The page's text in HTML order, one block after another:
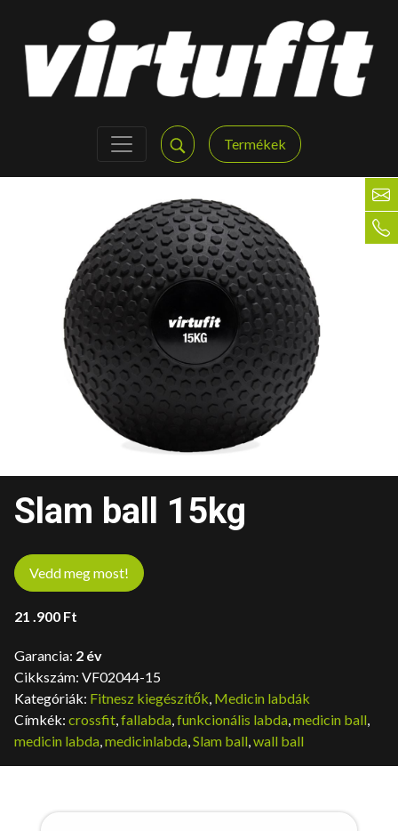
Termékek
Slam ball 15kg
Vedd meg most!
21 .900 Ft
Garancia: 2 év
Cikkszám: VF02044-15
Kategóriák: Fitnesz kiegészítők, Medicin labdák
Címkék: crossfit,fallabda,funkcionális labda,medicin ball,
medicin labda,medicinlabda,Slam ball,wall ball